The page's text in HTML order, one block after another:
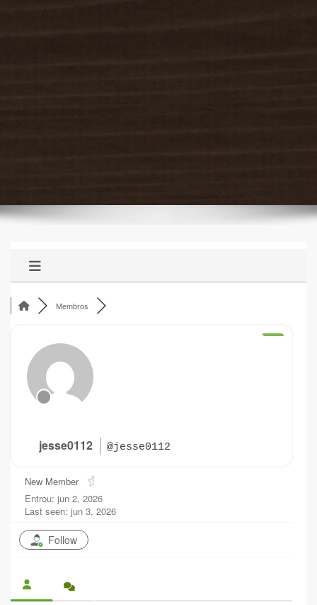
Membros
jesse0112 @jesse0112
New Member
Entrou: jun 2, 2026
Last seen: jun 3, 2026
Follow